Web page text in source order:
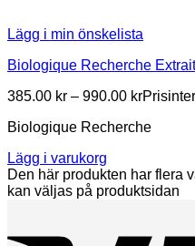
Lägg i min önskelista
Biologique Recherche
385.00 kr – 990.00 kr
Biologique Recherche
Lägg i varukorg
Den här produkten har flera
kan väljas på produktsidan